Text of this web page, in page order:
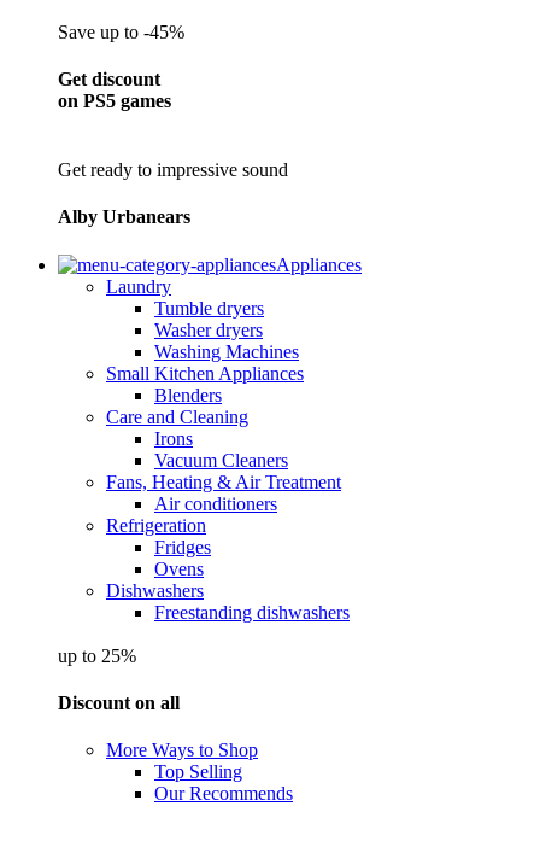
Save up to -45%
Get discount
on PS5 games
Get ready to impressive sound
Alby Urbanears
Appliances
Laundry
Tumble dryers
Washer dryers
Washing Machines
Small Kitchen Appliances
Blenders
Care and Cleaning
Irons
Vacuum Cleaners
Fans, Heating & Air Treatment
Air conditioners
Refrigeration
Fridges
Ovens
Dishwashers
Freestanding dishwashers
up to 25%
Discount on all
More Ways to Shop
Top Selling
Our Recommends